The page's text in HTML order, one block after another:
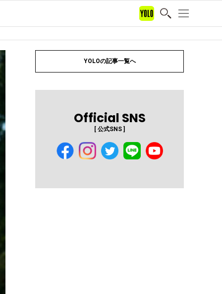
YOLOの記事一覧へ
Official SNS
[ 公式SNS ]